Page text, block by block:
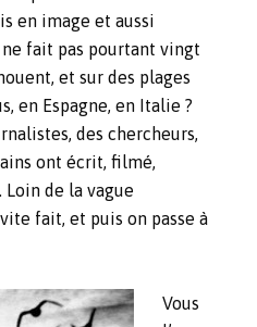
en image et aussi
fait pas pourtant vingt
et sur des plages
en Espagne, en Italie ?
des chercheurs,
ont écrit, filmé,
Loin de la vague
fait, et puis on passe à
Vous